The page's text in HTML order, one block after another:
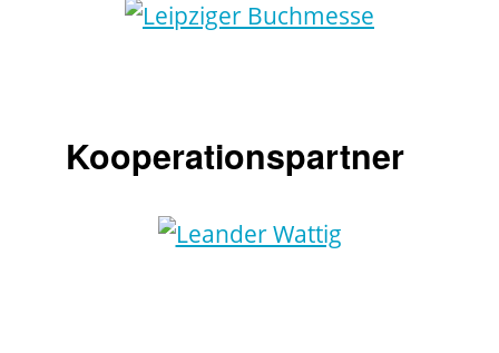
Kooperationspartner